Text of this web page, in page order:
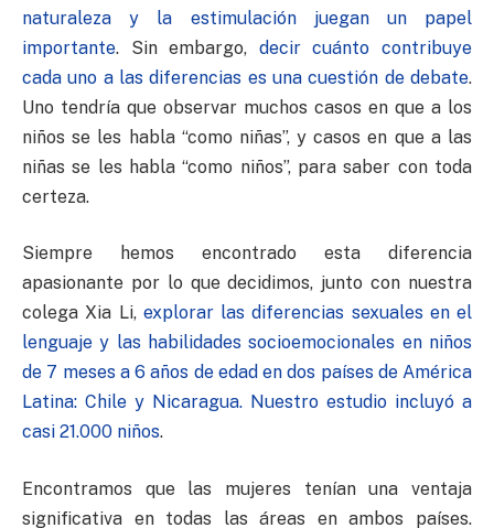
naturaleza y la estimulación juegan un papel
importante. Sin embargo, decir cuánto contribuye
cada uno a las diferencias es una cuestión de debate.
Uno tendría que observar muchos casos en que a los
niños se les habla “como niñas”, y casos en que a las
niñas se les habla “como niños”, para saber con toda
certeza.
Siempre hemos encontrado esta diferencia
apasionante por lo que decidimos, junto con nuestra
colega Xia Li, explorar las diferencias sexuales en el
lenguaje y las habilidades socioemocionales en niños
de 7 meses a 6 años de edad en dos países de América
Latina: Chile y Nicaragua. Nuestro estudio incluyó a
casi 21.000 niños.
Encontramos que las mujeres tenían una ventaja
significativa en todas las áreas en ambos países.